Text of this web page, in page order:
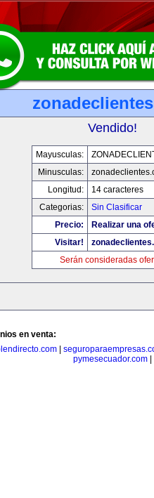
Vendido!
Mayusculas:
Minusculas:
Longitud:
14 caracteres
Categorias:
Sin Clasificar
Precio:
Realizar una
Visitar!
Serán consideradas
en venta:
|
pymesecuador.com